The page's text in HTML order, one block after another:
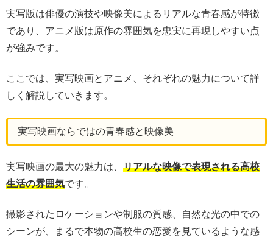
実写版は俳優の演技や映像美によるリアルな青春感が特徴
であり、アニメ版は原作の雰囲気を忠実に再現しやすい点
が強みです。
ここでは、実写映画とアニメ、それぞれの魅力について詳
しく解説していきます。
実写映画ならではの青春感と映像美
実写映画の最大の魅力は、 リアルな映像で表現される高校
生活の雰囲気です。
撮影されたロケーションや制服の質感、自然な光の中での
シーンが、まるで本物の高校生の恋愛を見ているような感